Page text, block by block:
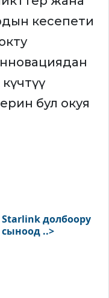
кесепети
бул окуя
долбоору
..>